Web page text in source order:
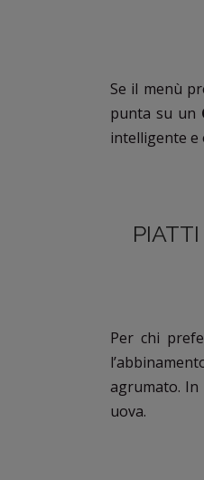
Se il menù
punta su un
intelligente e
Per chi
agrumato.
uova.